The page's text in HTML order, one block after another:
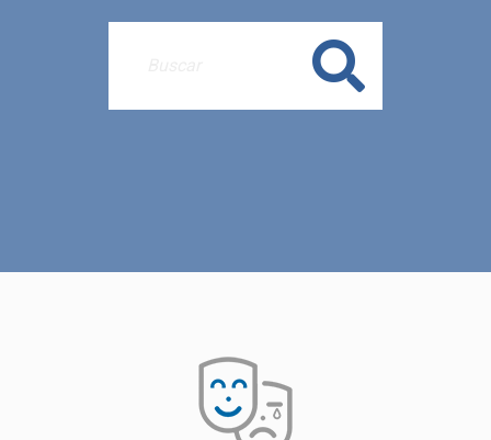
Buscar